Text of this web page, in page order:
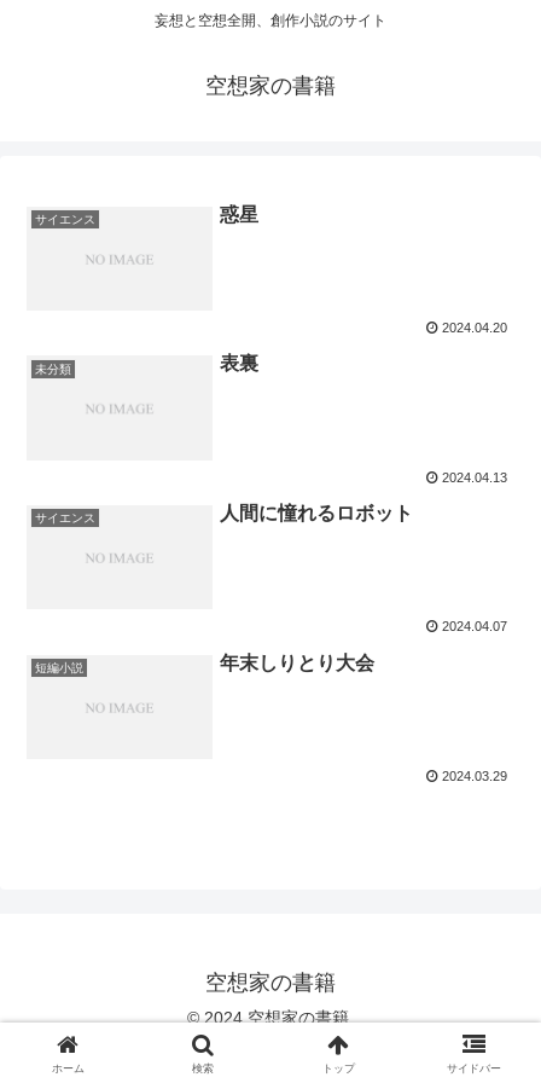
妄想と空想全開、創作小説のサイト
空想家の書籍
サイエンス 惑星
2024.04.20
未分類 表裏
2024.04.13
サイエンス 人間に憧れるロボット
2024.04.07
短編小説 年末しりとり大会
2024.03.29
空想家の書籍
© 2024 空想家の書籍.
ホーム 検索 トップ サイドバー